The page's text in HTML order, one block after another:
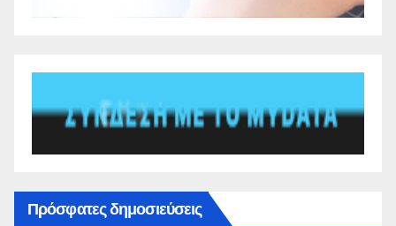
Πρόσφατες δημοσιεύσεις